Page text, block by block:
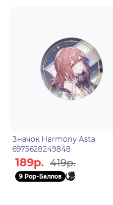
Neverwinter
Значок Harmony Asta
6975628249848
189р. 419р.
9 Pop-Баллов